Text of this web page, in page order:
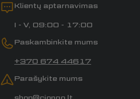
Klientų aptarnavimas
I - V, 09:00 - 17:00
Paskambinkite mums
+370 674 44617
Parašykite mums
shop@ciongo.lt